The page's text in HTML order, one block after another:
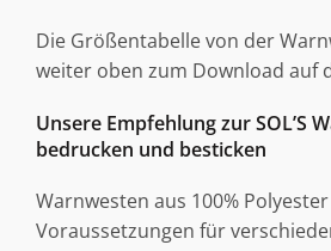
Die Größentabelle von der
weiter oben zum Download auf
Unsere Empfehlung zur SOL’S
bedrucken und besticken
Warnwesten aus 100%
Voraussetzungen für